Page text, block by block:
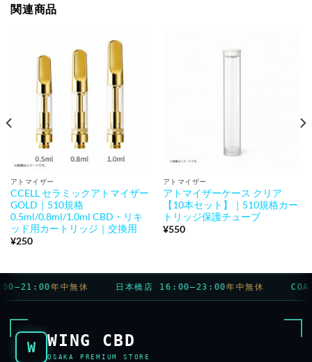
関連商品
アトマイザー
CCELL セラミックアトマイザー
GOLD｜510規格
0.5ml/0.8ml/1.0ml CBD・リキ
ッド用カートリッジ｜交換用
¥250
アトマイザー
アトマイザーケース クリア
【10本セット】｜510規格カー
トリッジ保護チューブ
¥550
年中無休 日本橋店 16:00–23:00 年中無休 COA
W WING CBD
OSAKA PREMIUM STORE